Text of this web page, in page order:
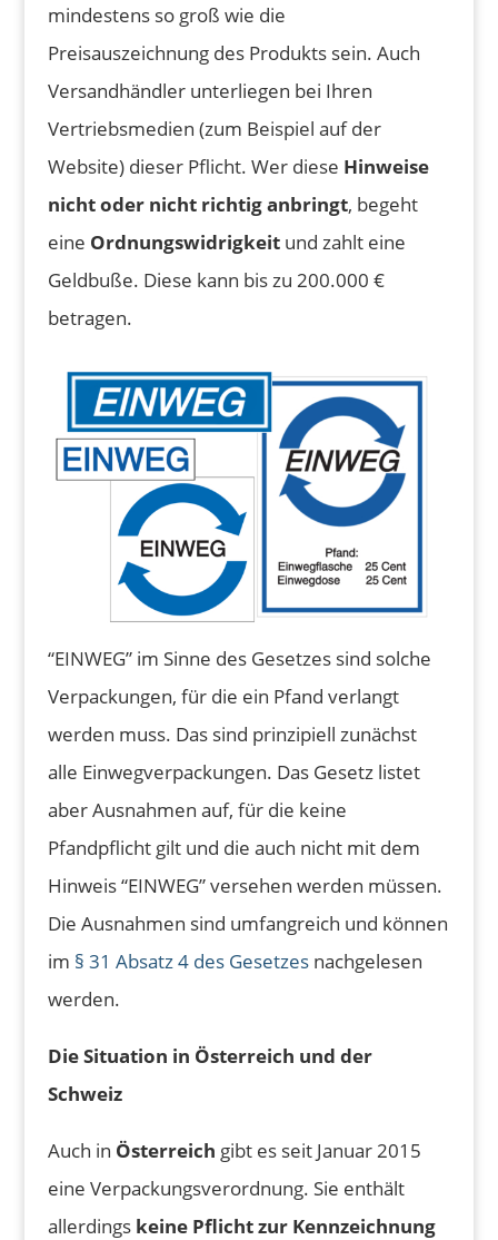
mindestens so groß wie die
Preisauszeichnung des Produkts sein. Auch
Versandhändler unterliegen bei Ihren
Vertriebsmedien (zum Beispiel auf der
Website) dieser Pflicht. Wer diese Hinweise
nicht oder nicht richtig anbringt, begeht
eine Ordnungswidrigkeit und zahlt eine
Geldbuße. Diese kann bis zu 200.000 €
betragen.
“EINWEG” im Sinne des Gesetzes sind solche
Verpackungen, für die ein Pfand verlangt
werden muss. Das sind prinzipiell zunächst
alle Einwegverpackungen. Das Gesetz listet
aber Ausnahmen auf, für die keine
Pfandpflicht gilt und die auch nicht mit dem
Hinweis “EINWEG” versehen werden müssen.
Die Ausnahmen sind umfangreich und können
im § 31 Absatz 4 des Gesetzesnachgelesen
werden.
Die Situation in Österreich und der
Schweiz
Auch in Österreich gibt es seit Januar 2015
eine Verpackungsverordnung. Sie enthält
allerdings keine Pflicht zur Kennzeichnung